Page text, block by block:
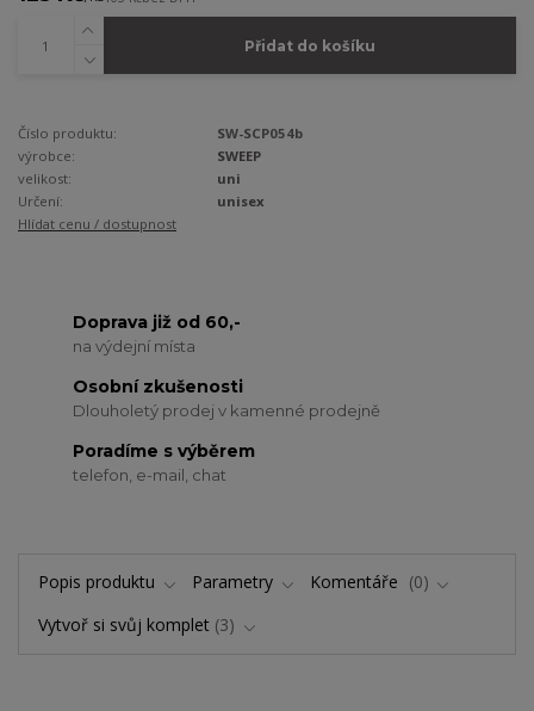
Přidat do košíku
Číslo produktu:
SW-SCP054b
výrobce:
SWEEP
velikost:
uni
Určení:
unisex
Hlídat cenu / dostupnost
Doprava již od 60,-
na výdejní místa
Osobní zkušenosti
Dlouholetý prodej v kamenné prodejně
Poradíme s výběrem
telefon, e-mail, chat
Popis produktu Parametry Komentáře
0
Vytvoř si svůj komplet 3